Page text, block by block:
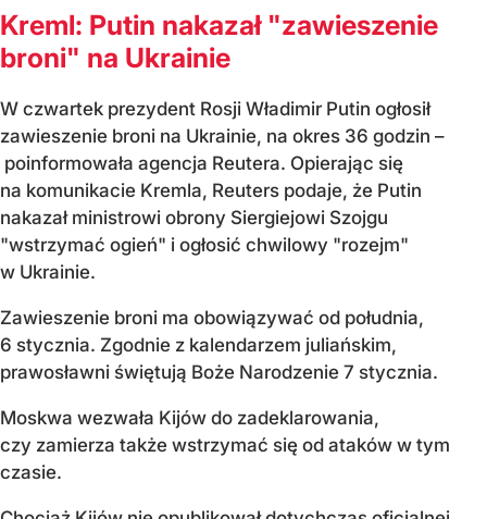
Kreml: Putin nakazał "zawieszenie
broni" na Ukrainie
W czwartek prezydent Rosji Władimir Putin ogłosił
zawieszenie broni na Ukrainie, na okres 36 godzin –
poinformowała agencja Reutera. Opierając się
na komunikacie Kremla, Reuters podaje, że Putin
nakazał ministrowi obrony Siergiejowi Szojgu
"wstrzymać ogień" i ogłosić chwilowy "rozejm"
w Ukrainie.
Zawieszenie broni ma obowiązywać od południa,
6 stycznia. Zgodnie z kalendarzem juliańskim,
prawosławni świętują Boże Narodzenie 7 stycznia.
Moskwa wezwała Kijów do zadeklarowania,
czy zamierza także wstrzymać się od ataków w tym
czasie.